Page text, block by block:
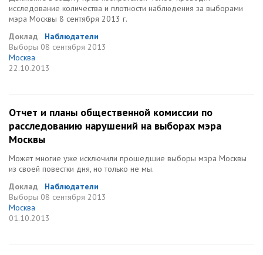
исследование количества и плотности наблюдения за выборами
мэра Москвы 8 сентября 2013 г.
Доклад
Наблюдатели
Выборы 08 сентября 2013
Москва
22.10.2013
Отчет и планы общественной комиссии по
расследованию нарушений на выборах мэра
Москвы
Может многие уже исключили прошедшие выборы мэра Москвы
из своей повестки дня, но только не мы.
Доклад
Наблюдатели
Выборы 08 сентября 2013
Москва
01.10.2013